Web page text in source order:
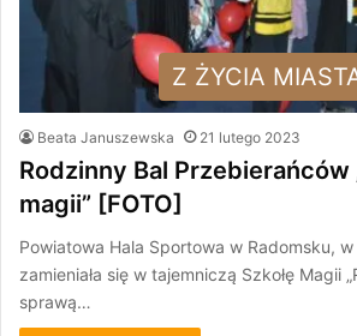
Z ŻYCIA
Beata Januszewska 21 lutego 2023
Rodzinny Bal Przebierańców
magii” [FOTO]
Powiatowa Hala Sportowa w Radomsku,
zamieniała się w tajemniczą Szkołę Magii
sprawą…